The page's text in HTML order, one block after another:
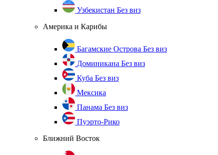
Узбекистан Без виз
Америка и Карибы
Багамские Острова Без виз
Доминикана Без виз
Куба Без виз
Мексика
Панама Без виз
Пуэрто-Рико
Ближний Восток